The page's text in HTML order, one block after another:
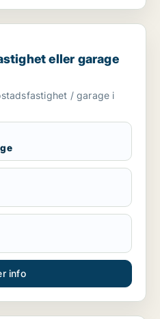
eller garage till salu i Karlstad
eller garage
/ garage i
info